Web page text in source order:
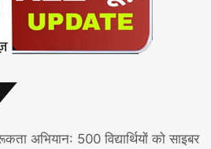
अभियान: 500 विद्यार्थियों को साइबर